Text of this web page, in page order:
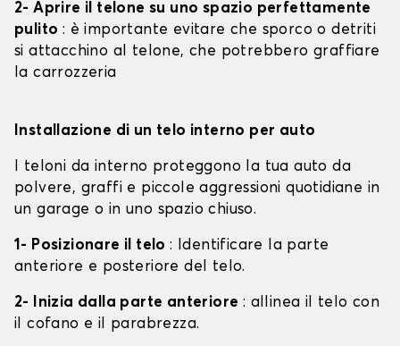
2- Aprire il telone su uno spazio perfettamente
pulito : è importante evitare che sporco o detriti
si attacchino al telone, che potrebbero graffiare
la carrozzeria
Installazione di un telo interno per auto
I teloni da interno proteggono la tua auto da
polvere, graffi e piccole aggressioni quotidiane in
un garage o in uno spazio chiuso.
1- Posizionare il telo: Identificare la parte
anteriore e posteriore del telo.
2- Inizia dalla parte anteriore : allinea il telo con
il cofano e il parabrezza.